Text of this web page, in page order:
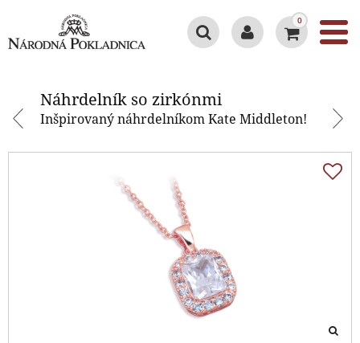
0
Náhrdelník so zirkónmi
Inšpirovaný náhrdelníkom Kate Middleton!
Náhrdelník so zirkónmi